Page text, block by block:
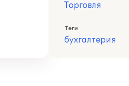
Торговля
Теги
бухгалтерия